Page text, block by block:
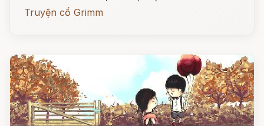
Truyện cổ Grimm